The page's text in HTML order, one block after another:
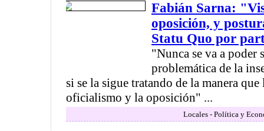
Fabián Sarna:
oposición, y
Statu Quo por
"Nunca se va a poder
problemática de la
si se la sigue tratando de la manera
oficialismo y la oposición" ...
Locales - Política y